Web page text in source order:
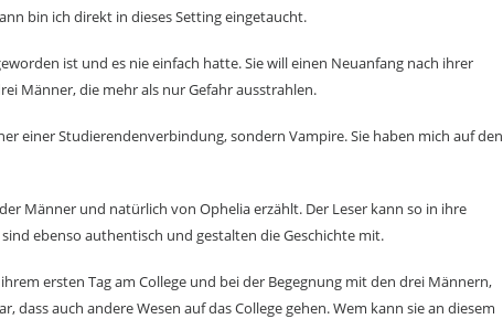
bin ich direkt in dieses Setting eingetaucht.
ist und es nie einfach hatte. Sie will einen Neuanfang nach ihrer
Männer, die mehr als nur Gefahr ausstrahlen.
einer Studierendenverbindung, sondern Vampire. Sie haben mich auf den
Männer und natürlich von Ophelia erzählt. Der Leser kann so in ihre
ebenso authentisch und gestalten die Geschichte mit.
ersten Tag am College und bei der Begegnung mit den drei Männern,
dass auch andere Wesen auf das College gehen. Wem kann sie an diesem